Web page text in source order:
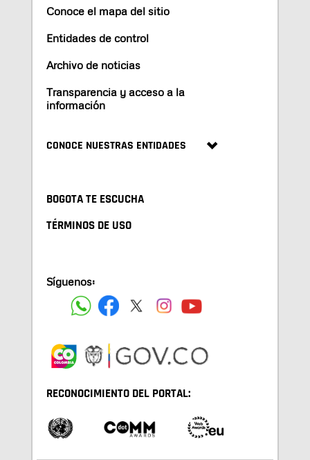
Conoce el mapa del sitio
Entidades de control
Archivo de noticias
Transparencia y acceso a la
información
CONOCE NUESTRAS ENTIDADES
BOGOTA TE ESCUCHA
TÉRMINOS DE USO
Síguenos:
RECONOCIMIENTO DEL PORTAL: